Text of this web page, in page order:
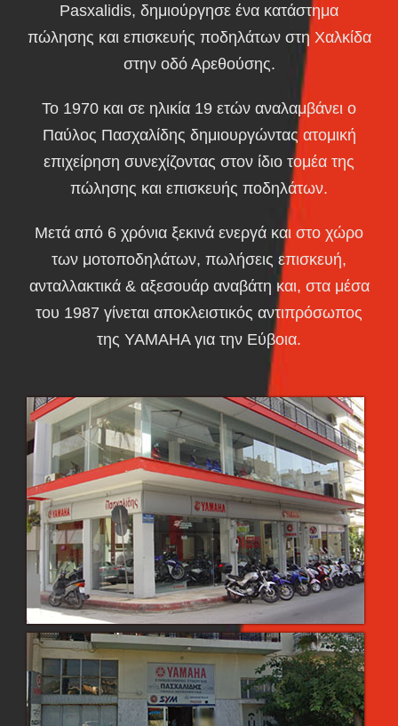
Pasxalidis, δημιούργησε ένα κατάστημα
πώλησης και επισκευής ποδηλάτων στη Χαλκίδα
στην οδό Αρεθούσης.
Το 1970 και σε ηλικία 19 ετών αναλαμβάνει ο
Παύλος Πασχαλίδης δημιουργώντας ατομική
επιχείρηση συνεχίζοντας στον ίδιο τομέα της
πώλησης και επισκευής ποδηλάτων.
Μετά από 6 χρόνια ξεκινά ενεργά και στο χώρο
των μοτοποδηλάτων, πωλήσεις επισκευή,
ανταλλακτικά & αξεσουάρ αναβάτη και, στα μέσα
του 1987 γίνεται αποκλειστικός αντιπρόσωπος
της ΥΑΜΑΗΑ για την Εύβοια.